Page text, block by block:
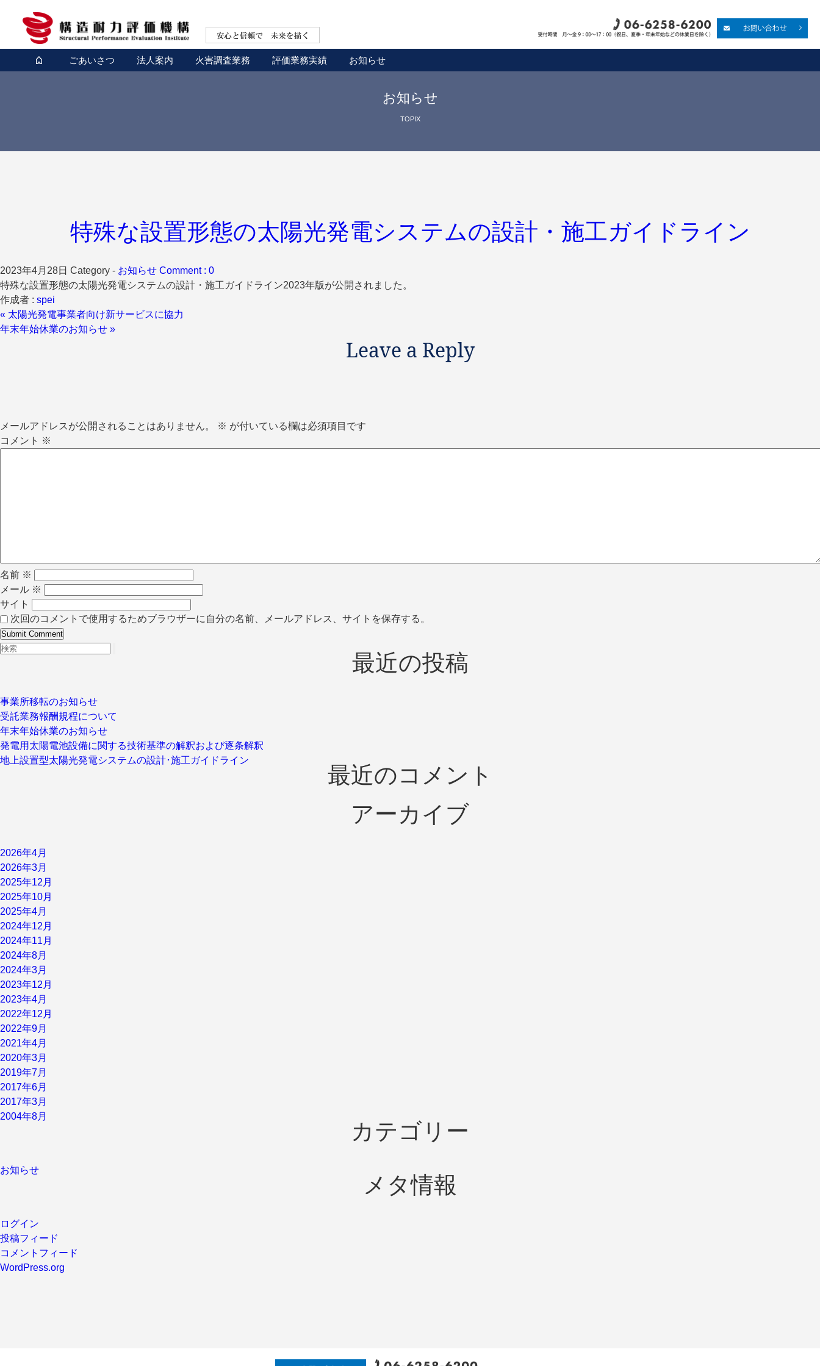
ごあいさつ 法人案内 火害調査業務 評価業務実績 お知らせ
お知らせ
TOPIX
特殊な設置形態の太陽光発電システムの設計・施工ガイドライン
2023年4月28日 Category - お知らせ Comment : 0
特殊な設置形態の太陽光発電システムの設計・施工ガイドライン2023年版が公開されました。
作成者 : spei
« 太陽光発電事業者向け新サービスに協力
年末年始休業のお知らせ »
Leave a Reply
メールアドレスが公開されることはありません。 ※ が付いている欄は必須項目です
コメント ※
名前 ※
メール ※
サイト
次回のコメントで使用するためブラウザーに自分の名前、メールアドレス、サイトを保存する。
最近の投稿
事業所移転のお知らせ
受託業務報酬規程について
年末年始休業のお知らせ
発電用太陽電池設備に関する技術基準の解釈および逐条解釈
地上設置型太陽光発電システムの設計･施工ガイドライン
最近のコメント
アーカイブ
2026年4月
2026年3月
2025年12月
2025年10月
2025年4月
2024年12月
2024年11月
2024年8月
2024年3月
2023年12月
2023年4月
2022年12月
2022年9月
2021年4月
2020年3月
2019年7月
2017年6月
2017年3月
2004年8月
カテゴリー
お知らせ
メタ情報
ログイン
投稿フィード
コメントフィード
WordPress.org